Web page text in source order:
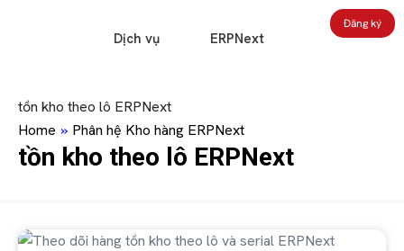
Dịch vụ ERPNext
Đăng ký
tồn kho theo lô ERPNext
Home » Phân hệ Kho hàng ERPNext
tồn kho theo lô ERPNext